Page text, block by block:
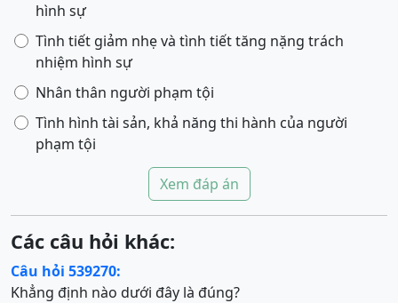
hình sự
Tình tiết giảm nhẹ và tình tiết tăng nặng trách
nhiệm hình sự
Nhân thân người phạm tội
Tình hình tài sản, khả năng thi hành của người
phạm tội
Xem đáp án
Các câu hỏi khác:
Câu hỏi 539270:
Khẳng định nào dưới đây là đúng?